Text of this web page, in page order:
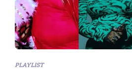
PLAYLIST